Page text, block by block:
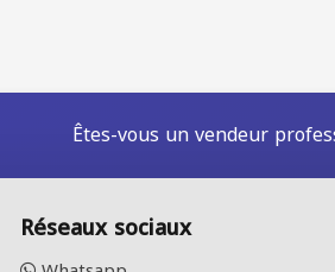
Êtes-vous un vendeur
Réseaux sociaux